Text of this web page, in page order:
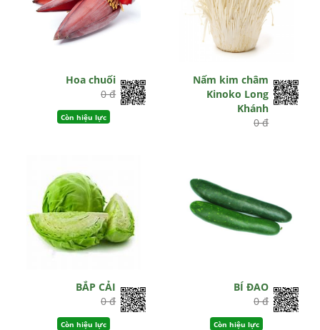
Hoa chuối
0 đ
Còn hiệu lực
Nấm kim châm
Kinoko Long
Khánh
0 đ
BẮP CẢI
0 đ
Còn hiệu lực
BÍ ĐAO
0 đ
Còn hiệu lực